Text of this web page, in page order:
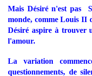
Mais Désiré n'est pas
monde, comme Louis II
Désiré aspire à trouver
l'amour.
La variation
questionnements, de